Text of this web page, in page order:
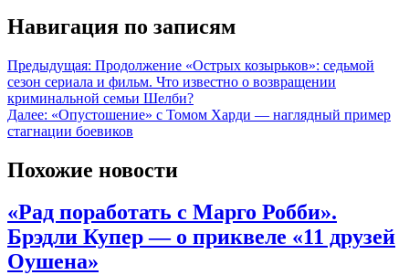
Навигация по записям
Предыдущая: Продолжение «Острых козырьков»: седьмой
сезон сериала и фильм. Что известно о возвращении
криминальной семьи Шелби?
Далее: «Опустошение» с Томом Харди — наглядный пример
стагнации боевиков
Похожие новости
«Рад поработать с Марго Робби».
Брэдли Купер — о приквеле «11 друзей
Оушена»